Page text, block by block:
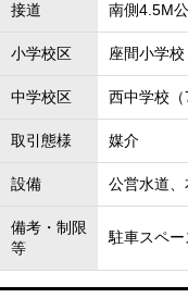
接道 南側4.5M
小学校区 座間小学校
中学校区 西中学校（
取引態様 媒介
設備 公営水道
備考・制限
等
駐車スペー